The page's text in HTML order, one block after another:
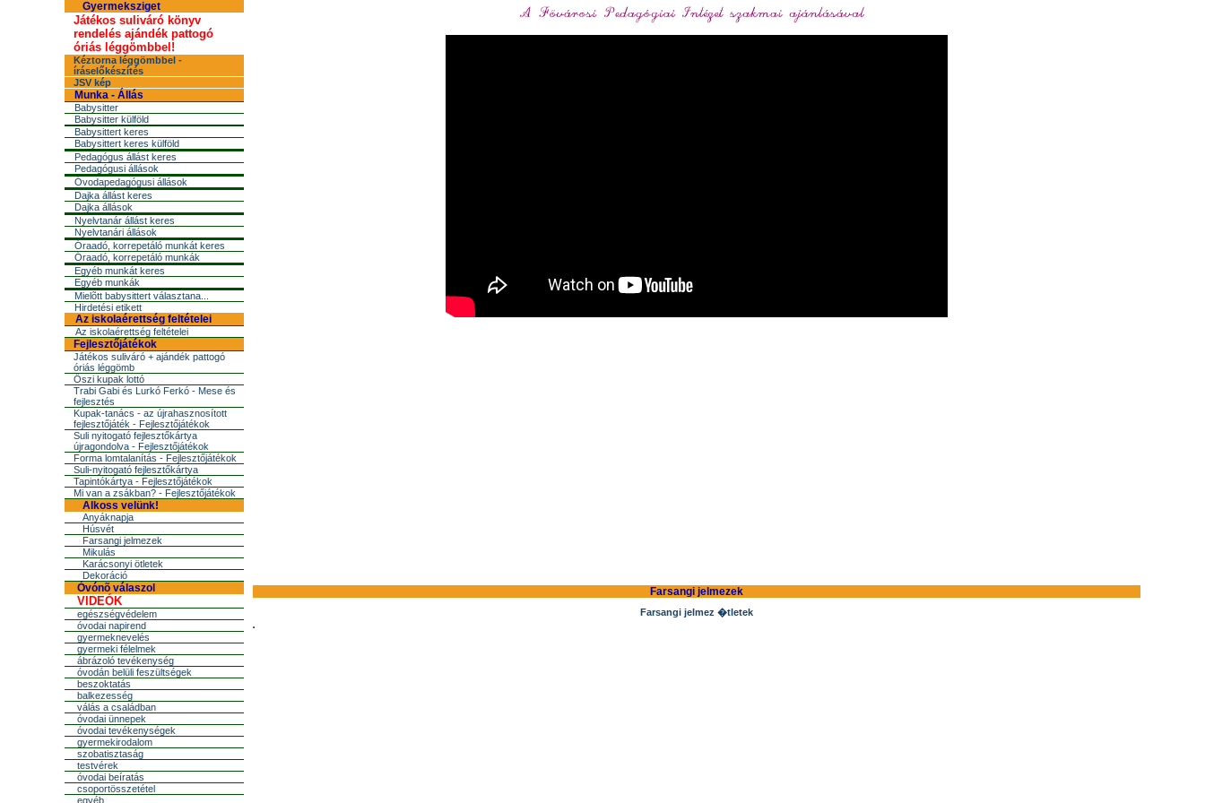
Gyermeksziget
Játékos suliváró könyv
rendelés ajándék pattogó
óriás léggömbbel!
Kéztorna léggömbbel -
íráselőkészítés
JSV kép
Munka - Állás
Babysitter
Babysitter külföld
Babysittert keres
Babysittert keres külföld
Pedagógus állást keres
Pedagógusi állások
Óvodapedagógusi állások
Dajka állást keres
Dajka állások
Nyelvtanár állást keres
Nyelvtanári állások
Óraadó, korrepetáló munkát keres
Óraadó, korrepetáló munkák
Egyéb munkát keres
Egyéb munkák
Mielõtt babysittert választana...
Hirdetési etikett
Az iskolaérettség feltételei
Az iskolaérettség feltételei
Fejlesztőjátékok
Játékos suliváró + ajándék pattogó
óriás léggömb
Őszi kupak lottó
Trabi Gabi és Lurkó Ferkó - Mese és
fejlesztés
Kupak-tanács - az újrahasznosított
fejlesztőjáték - Fejlesztőjátékok
Suli nyitogató fejlesztőkártya
újragondolva - Fejlesztőjátékok
Forma lomtalanítás - Fejlesztőjátékok
Suli-nyitogató fejlesztőkártya
Tapintókártya - Fejlesztőjátékok
Mi van a zsákban? - Fejlesztőjátékok
Alkoss velünk!
Anyáknapja
Húsvét
Farsangi jelmezek
Mikulás
Karácsonyi ötletek
Dekoráció
Óvónõ válaszol
VIDEÓK
egészségvédelem
óvodai napirend
gyermeknevelés
gyermeki félelmek
ábrázoló tevékenység
óvodán belüli feszültségek
beszoktatás
balkezesség
válás a családban
óvodai ünnepek
óvodai tevékenységek
gyermekirodalom
szobatisztaság
testvérek
óvodai beíratás
csoportösszetétel
egyéb
Farsangi jelmezek
Farsangi jelmez �tletek